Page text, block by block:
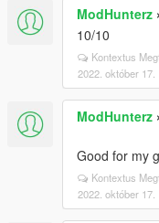
ModHunterz
10/10
Kontextus
2022. október 17.
ModHunterz
Good for my
Kontextus
2022. október 17.